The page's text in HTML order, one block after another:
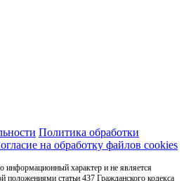
Политика обработки
на обработку файлов cookies
информационный характер и не является
положениями статьи 437 Гражданского кодекса